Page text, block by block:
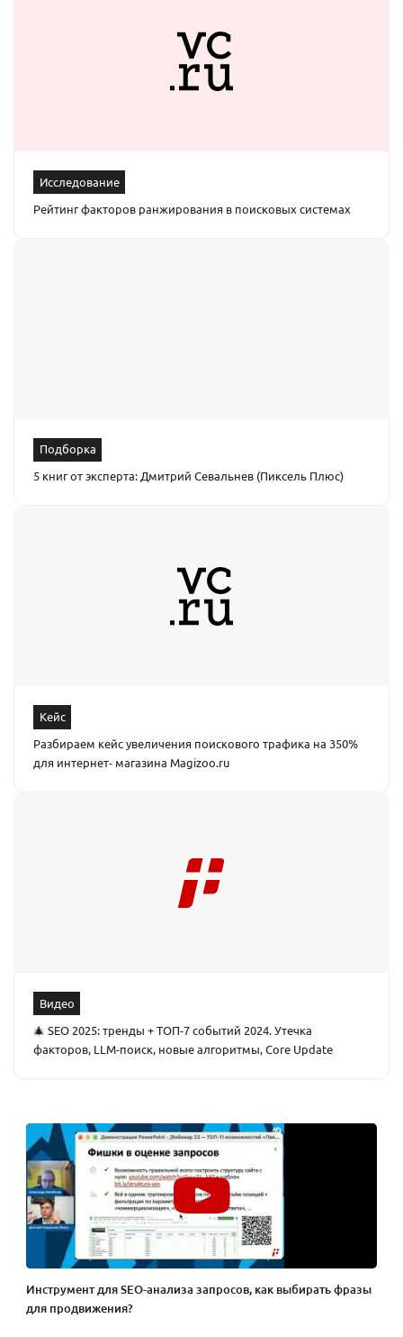
Исследование
Рейтинг факторов ранжирования в поисковых системах
Подборка
5 книг от эксперта: Дмитрий Севальнев (Пиксель Плюс)
Кейс
Разбираем кейс увеличения поискового трафика на 350%
для интернет- магазина Magizoo.ru
Видео
🎄 SEO 2025: тренды + ТОП-7 событий 2024. Утечка
факторов, LLM-поиск, новые алгоритмы, Core Update
Инструмент для SEO-анализа запросов, как выбирать фразы
для продвижения?